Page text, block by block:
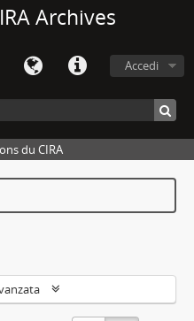
Archives
Accedi
du CIRA